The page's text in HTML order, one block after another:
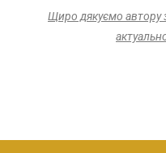
Щиро дякуємо автору